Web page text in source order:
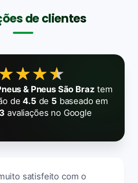
de clientes
& Pneus São Braz tem
de4.5 de 5 baseado em
avaliações no Google
satisfeito com o